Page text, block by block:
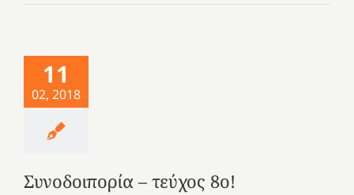
11
02, 2018
Συνοδοιπορία – τεύχος 8ο!